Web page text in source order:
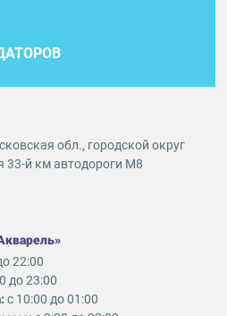
обл., городской округ
33-й км автодороги М8
22:00
до 23:00
с 10:00 до 01:00